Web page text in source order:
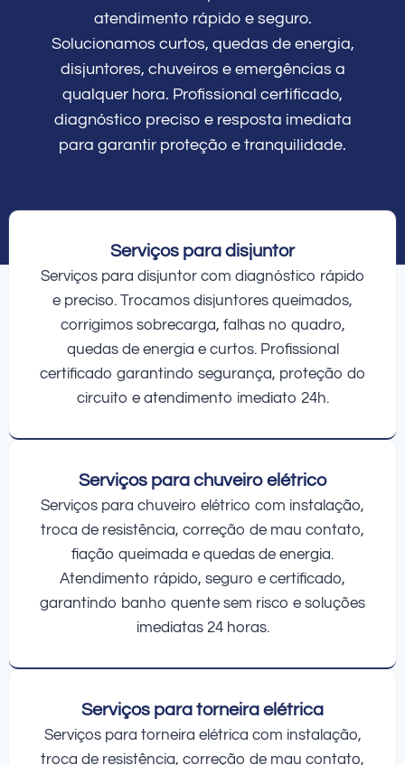
atendimento rápido e seguro.
Solucionamos curtos, quedas de energia,
disjuntores, chuveiros e emergências a
qualquer hora. Profissional certificado,
diagnóstico preciso e resposta imediata
para garantir proteção e tranquilidade.
Serviços para disjuntor
Serviços para disjuntor com diagnóstico rápido
e preciso. Trocamos disjuntores queimados,
corrigimos sobrecarga, falhas no quadro,
quedas de energia e curtos. Profissional
certificado garantindo segurança, proteção do
circuito e atendimento imediato 24h.
Serviços para chuveiro elétrico
Serviços para chuveiro elétrico com instalação,
troca de resistência, correção de mau contato,
fiação queimada e quedas de energia.
Atendimento rápido, seguro e certificado,
garantindo banho quente sem risco e soluções
imediatas 24 horas.
Serviços para torneira elétrica
Serviços para torneira elétrica com instalação,
troca de resistência, correção de mau contato,